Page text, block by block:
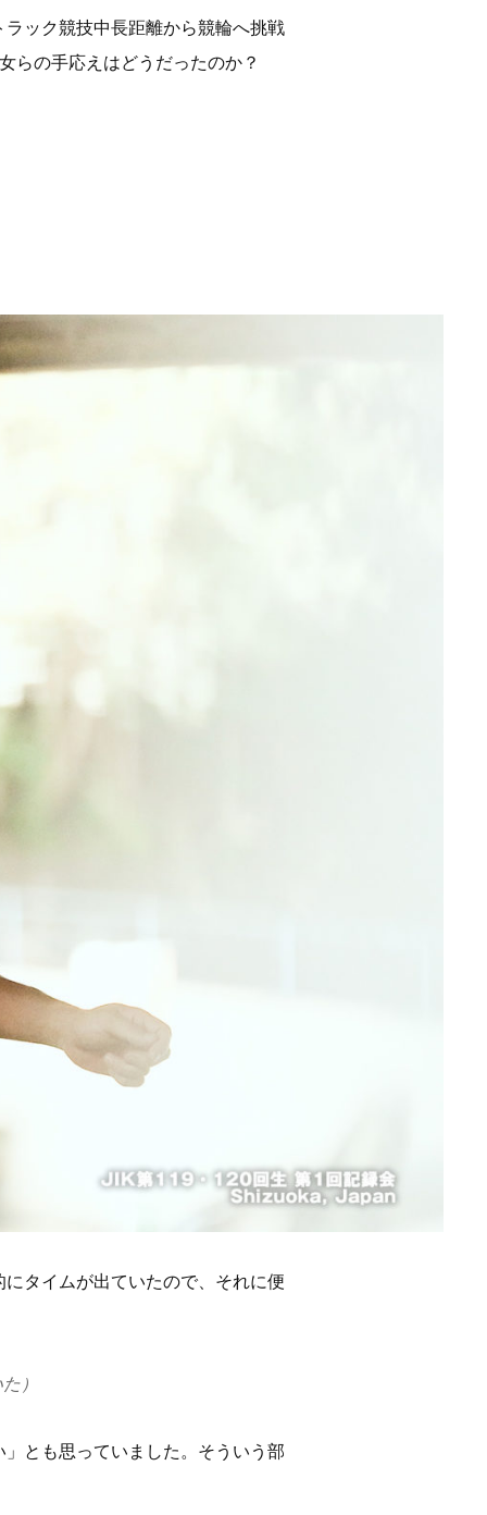
ック競技中長距離から競輪へ挑戦
らの手応えはどうだったのか？
タイムが出ていたので、それに便
）
とも思っていました。そういう部